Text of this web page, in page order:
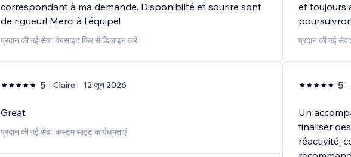
correspondant à ma demande. Disponibilté et sourire sont
de rigueur! Merci à l'équipe!
प्रदान की गई सेवा: वेबसाइट फिर से डिज़ाइन करें
5 Claire 12 जून 2026
Great
प्रदान की गई सेवा: कस्टम साइट कार्यक्षमताएं
et toujours
प्रदान की गई
5
Un
finaliser
réactivité,